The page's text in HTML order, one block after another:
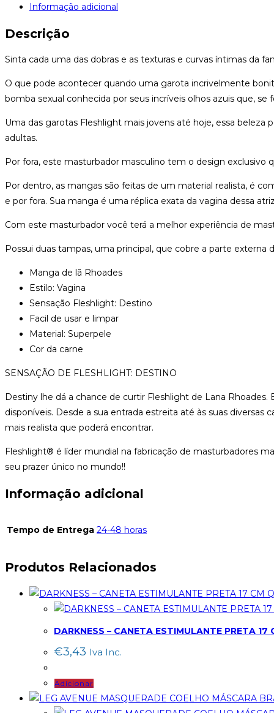
Informação adicional
Descrição
Sinta cada uma das dobras e as texturas e curvas íntimas da
O que pode acontecer quando uma garota incrivelmente
bomba sexual conhecida por seus incríveis olhos azuis que,
Uma das garotas Fleshlight mais jovens até hoje, essa
adultas.
Por fora, este masturbador masculino tem o design
Por dentro, as mangas são feitas de um material realista, é
e por fora. Sua manga é uma réplica exata da vagina dessa
Com este masturbador você terá a melhor experiência de
Possui duas tampas, uma principal, que cobre a parte
Manga de lã Rhoades
Estilo: Vagina
Sensação Fleshlight: Destino
Facil de usar e limpar
Material: Superpele
Cor da carne
SENSAÇÃO DE FLESHLIGHT: DESTINO
Destiny lhe dá a chance de curtir Fleshlight de Lana
disponíveis. Desde a sua entrada estreita até às suas
mais realista que poderá encontrar.
Fleshlight® é líder mundial na fabricação de masturbadores
seu prazer único no mundo!!
Informação adicional
Tempo de Entrega 24-48 horas
Produtos Relacionados
DARKNESS – CANETA ESTIMULANTE PRETA 17
€3,43 Iva Inc.
Adicionar